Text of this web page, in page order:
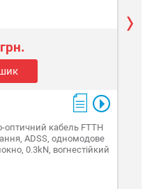
оптичний кабель FTTH
ADSS, одномодове
0.3kN, вогнестійкий